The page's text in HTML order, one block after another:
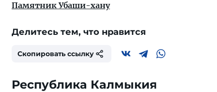
Памятник Убаши-хану
Делитесь тем, что нравится
Скопировать ссылку
Республика Калмыкия